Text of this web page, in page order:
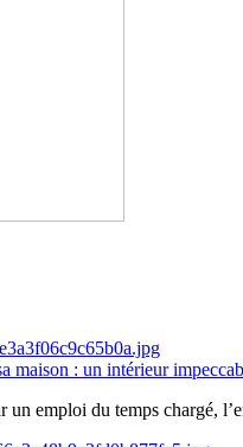
maison : un intérieur
emploi du temps chargé,